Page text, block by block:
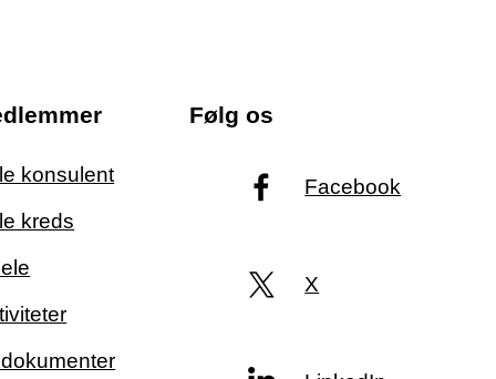
konsulent
kreds
Følg os
Facebook
X